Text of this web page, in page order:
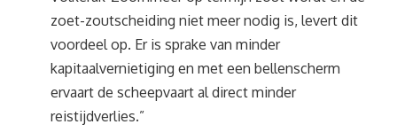
zoet-zoutscheiding niet meer nodig is, levert dit
voordeel op. Er is sprake van minder
kapitaalvernietiging en met een bellenscherm
ervaart de scheepvaart al direct minder
reistijdverlies.”